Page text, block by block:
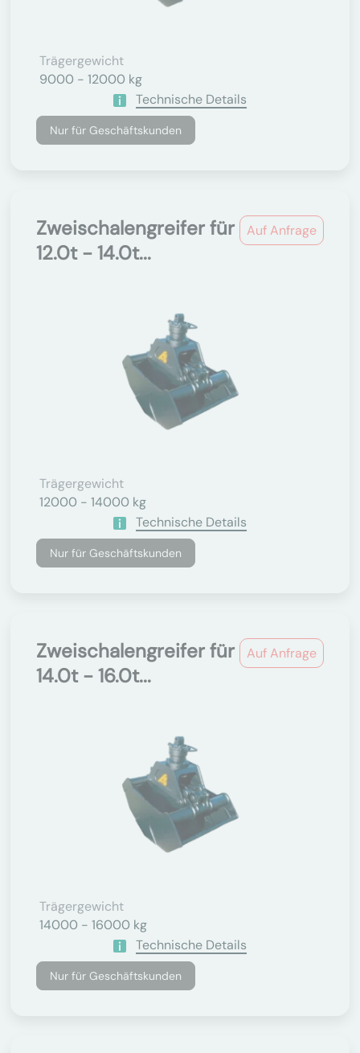
Trägergewicht
9000 - 12000 kg
Technische Details
Nur für Geschäftskunden
Auf Anfrage
Zweischalengreifer für
12.0t - 14.0t...
Trägergewicht
12000 - 14000 kg
Technische Details
Nur für Geschäftskunden
Auf Anfrage
Zweischalengreifer für
14.0t - 16.0t...
Trägergewicht
14000 - 16000 kg
Technische Details
Nur für Geschäftskunden